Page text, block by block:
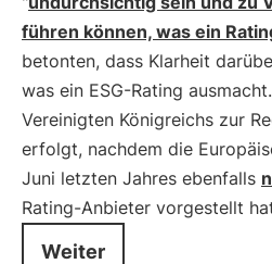
führen können, was ein
betonten, dass Klarheit
was ein ESG-Rating
Vereinigten Königreichs zur
erfolgt, nachdem die
Juni letzten Jahres ebenfalls
Rating-Anbieter vorgestellt
Weiter